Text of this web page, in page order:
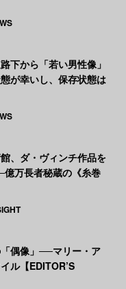
下から「若い男性像」
が幸いし、保存状態は
、ダ・ヴィンチ作品を
億万長者秘蔵の《糸巻
偶像」──マリー・ア
ル【EDITOR’S